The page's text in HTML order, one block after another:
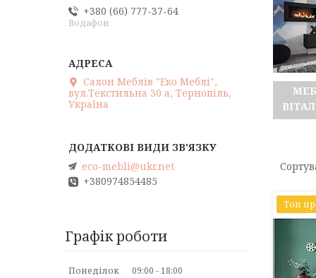
Топ
+380 (66) 777-37-64
Водафон
Салон Меблів "Еко Меблі",
вул.Текстильна 30 а, Тернопіль,
Україна
eco-mebli@ukr.net
+380974854485
Графік роботи
Понеділок 09:00
18:00